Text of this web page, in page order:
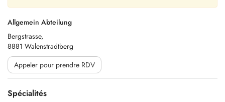
Allgemein Abteilung
Bergstrasse,
8881 Walenstradtberg
Appeler pour prendre RDV
Spécialités